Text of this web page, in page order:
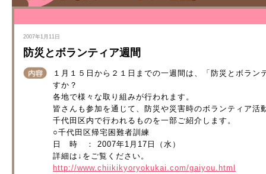
2007年1月11日
防災とボランティア週間
１月１５日から２１日までの一週間は、「防災とボラ
すか？
各地で様々な取り組みが行われます。
皆さんも参加を通じて、防災や災害時のボランティア活
千代田区内で行われるものを一部ご紹介します。
○千代田区帰宅困難者訓練
日 時 ： 2007年1月17日（水）
詳細は↓をご覧ください。
http://www.chiikikyoryokukai.com/gaiyou.html